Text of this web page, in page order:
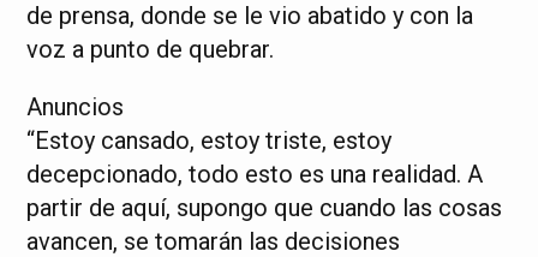
de prensa, donde se le vio abatido y con la
voz a punto de quebrar.
Anuncios
“Estoy cansado, estoy triste, estoy
decepcionado, todo esto es una realidad. A
partir de aquí, supongo que cuando las cosas
avancen, se tomarán las decisiones